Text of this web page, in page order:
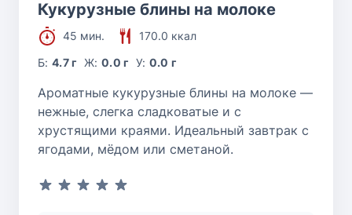
Кукурузные блины на молоке
45 мин.
170.0 ккал
Б:4.7 г Ж: 0.0 г У: 0.0 г
Ароматные кукурузные блины на молоке —
нежные, слегка сладковатые и с
хрустящими краями. Идеальный завтрак с
ягодами, мёдом или сметаной.